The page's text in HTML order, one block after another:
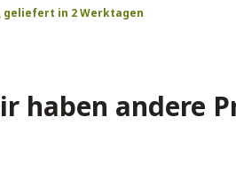
geliefert in 2 Werktagen
haben andere